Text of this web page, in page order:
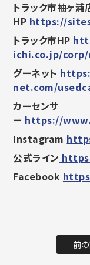
トラック市袖ヶ浦
HP https://
トラック市HP
ichi.co.jp/
グーネット
net.com/
カーセンサ
ー https://
Instagram
公式ライン
Facebook
前